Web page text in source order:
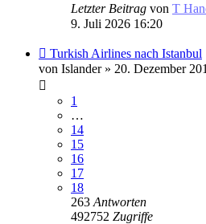
Letzter Beitrag von T
9. Juli 2026 16:20
Neuer
Beitrag
Turkish Airlines nach Istanbul
von Islander» 20. Dezember
1
…
14
15
16
17
18
263 Antworten
492752 Zugriffe